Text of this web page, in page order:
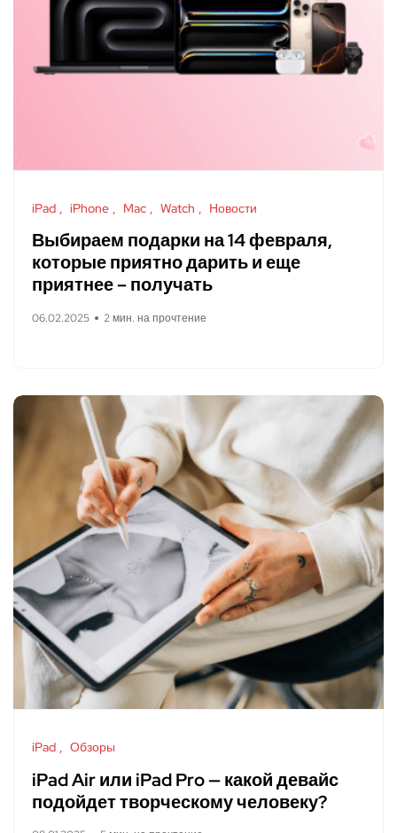
iPad iPhone Mac Watch Новости
Выбираем подарки на 14 февраля,
которые приятно дарить и еще
приятнее – получать
06.02.2025 2 мин. на прочтение
iPad Обзоры
iPad Air или iPad Pro — какой девайс
подойдет творческому человеку?